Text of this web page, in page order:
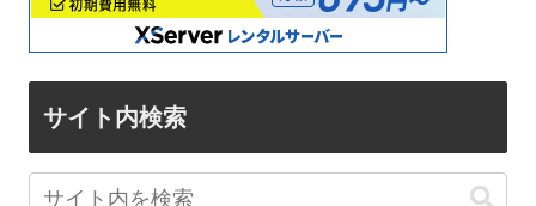
サイト内検索